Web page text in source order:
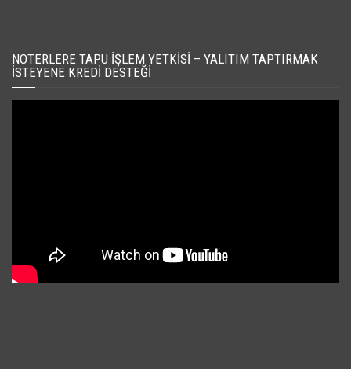
NOTERLERE TAPU İŞLEM YETKISI – YALITIM TAPTIRMAK
İSTEYENE KREDI DESTEĞI